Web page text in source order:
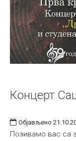
Концерт
Објављено
Позивамо вас са